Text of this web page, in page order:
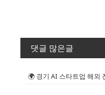
댓글 많은글